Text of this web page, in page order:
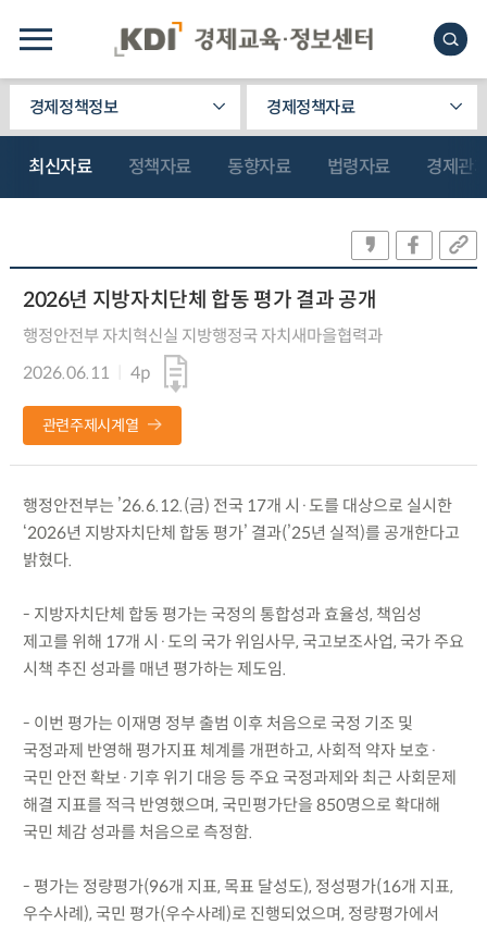
경제정책정보 경제정책자료
최신자료 정책자료 동향자료 법령자료 경제관
2026년 지방자치단체 합동 평가 결과 공개
행정안전부 자치혁신실 지방행정국 자치새마을협력과
2026.06.11
4p
관련주제시계열
행정안전부는 ’26.6.12.(금) 전국 17개 시·도를 대상으로 실시한
‘2026년 지방자치단체 합동 평가’ 결과(’25년 실적)를 공개한다고
밝혔다.
- 지방자치단체 합동 평가는 국정의 통합성과 효율성, 책임성
제고를 위해 17개 시·도의 국가 위임사무, 국고보조사업, 국가 주요
시책 추진 성과를 매년 평가하는 제도임.
- 이번 평가는 이재명 정부 출범 이후 처음으로 국정 기조 및
국정과제 반영해 평가지표 체계를 개편하고, 사회적 약자 보호·
국민 안전 확보·기후 위기 대응 등 주요 국정과제와 최근 사회문제
해결 지표를 적극 반영했으며, 국민평가단을 850명으로 확대해
국민 체감 성과를 처음으로 측정함.
- 평가는 정량평가(96개 지표, 목표 달성도), 정성평가(16개 지표,
우수사례), 국민 평가(우수사례)로 진행되었으며, 정량평가에서